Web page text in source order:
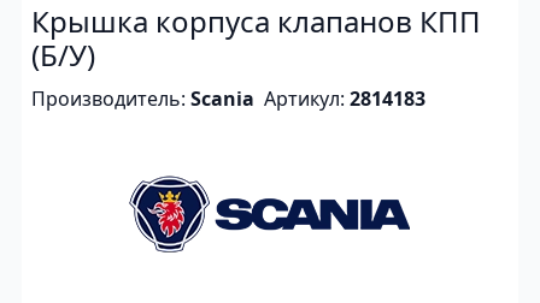
Крышка корпуса клапанов КПП
(Б/У)
Производитель: Scania Артикул: 2814183